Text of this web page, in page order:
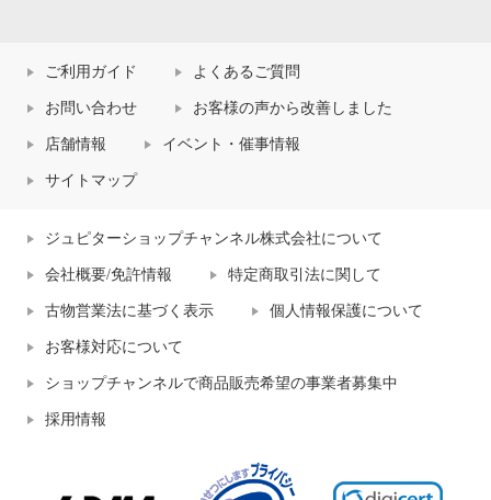
ご利用ガイド よくあるご質問
お問い合わせ お客様の声から改善しました
店舗情報 イベント・催事情報
サイトマップ
ジュピターショップチャンネル株式会社について
会社概要/免許情報 特定商取引法に関して
古物営業法に基づく表示 個人情報保護について
お客様対応について
ショップチャンネルで商品販売希望の事業者募集中
採用情報